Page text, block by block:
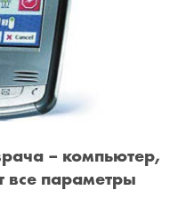
– компьютер,
все параметры